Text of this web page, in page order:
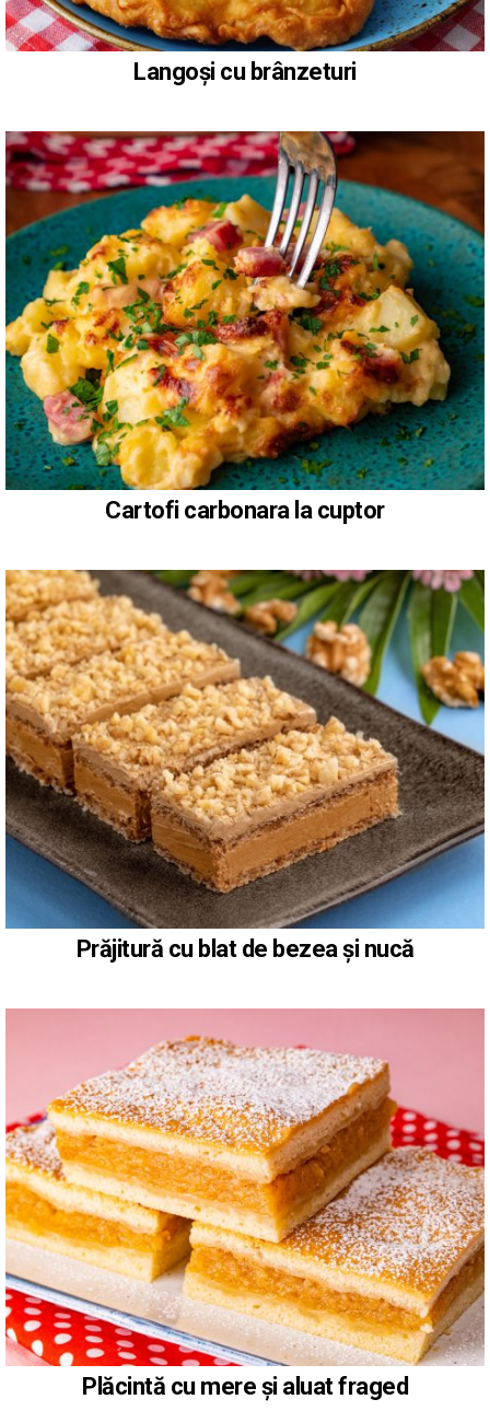
Langoși cu brânzeturi
Cartofi carbonara la cuptor
Prăjitură cu blat de bezea și nucă
Plăcintă cu mere și aluat fraged